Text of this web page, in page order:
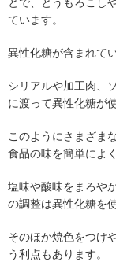
とで、とうもろこし
ています。
異性化糖が含まれて
シリアルや加工肉、
に渡って異性化糖が
このようにさまざま
食品の味を簡単によ
塩味や酸味をまろや
の調整は異性化糖を
そのほか焼色をつけ
う利点もあります。